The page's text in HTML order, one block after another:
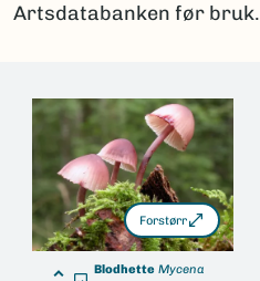
Artsdatabanken før bruk.
Forstørr
Blodhette Mycena